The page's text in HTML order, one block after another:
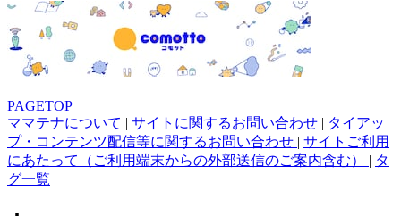
PAGETOP
ママテナについて | サイトに関するお問い合わせ | タイアッ
プ・コンテンツ配信等に関するお問い合わせ | サイトご利用
にあたって（ご利用端末からの外部送信のご案内含む） | タ
グ一覧